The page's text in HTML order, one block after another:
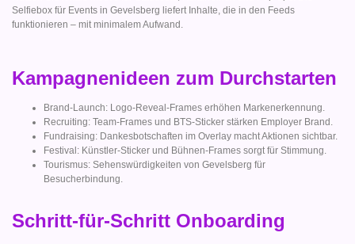
Selfiebox für Events in Gevelsberg liefert Inhalte, die in den Feeds
funktionieren – mit minimalem Aufwand.
Kampagnenideen zum Durchstarten
Brand-Launch: Logo-Reveal-Frames erhöhen Markenerkennung.
Recruiting: Team-Frames und BTS-Sticker stärken Employer Brand.
Fundraising: Dankesbotschaften im Overlay macht Aktionen sichtbar.
Festival: Künstler-Sticker und Bühnen-Frames sorgt für Stimmung.
Tourismus: Sehenswürdigkeiten von Gevelsberg für
Besucherbindung.
Schritt-für-Schritt Onboarding